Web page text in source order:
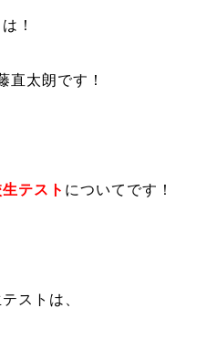
！
直太朗です！
テスト についてです！
ストは、